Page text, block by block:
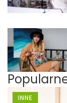
INNE